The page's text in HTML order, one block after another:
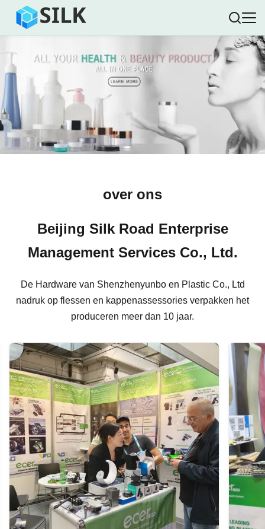
over ons
Beijing Silk Road Enterprise
Management Services Co., Ltd.
De Hardware van Shenzhenyunbo en Plastic Co., Ltd
nadruk op flessen en kappenassessories verpakken het
produceren meer dan 10 jaar.